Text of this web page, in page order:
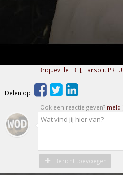
Briqueville [BE] Earsplit PR
Delen op
Ook een reactie geven? meld
Bericht toevoegen